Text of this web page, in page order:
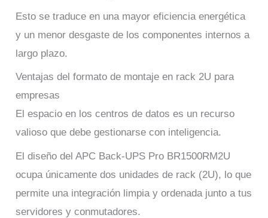
Esto se traduce en una mayor eficiencia energética
y un menor desgaste de los componentes internos a
largo plazo.
Ventajas del formato de montaje en rack 2U para
empresas
El espacio en los centros de datos es un recurso
valioso que debe gestionarse con inteligencia.
El diseño del APC Back-UPS Pro BR1500RM2U
ocupa únicamente dos unidades de rack (2U), lo que
permite una integración limpia y ordenada junto a tus
servidores y conmutadores.